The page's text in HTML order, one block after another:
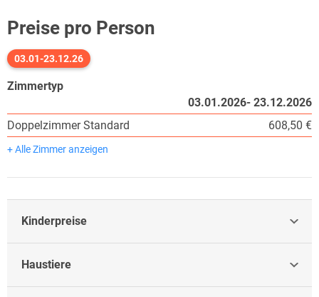
Preise pro Person
03.01-23.12.26
Zimmertyp
Doppelzimmer Standard
+ Alle Zimmer anzeigen
03.01.2026- 23.12.2026
608,50 €
Kinderpreise
Haustiere